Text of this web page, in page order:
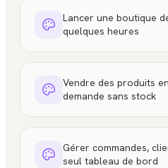
Lancer une boutique
quelques heures
Vendre des produits
demande sans stock
Gérer commandes,
seul tableau de bord